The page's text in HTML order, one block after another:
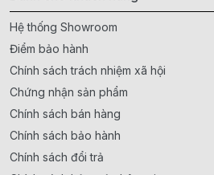
Hệ thống Showroom
Điểm bảo hành
Chính sách trách nhiệm xã hội
Chứng nhận sản phẩm
Chính sách bán hàng
Chính sách bảo hành
Chính sách đổi trả